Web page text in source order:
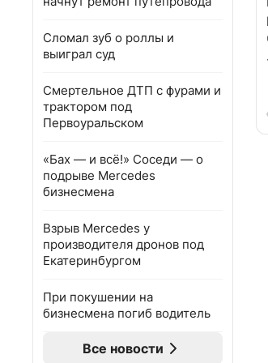
Сломал зуб о роллы и
выиграл суд
Смертельное ДТП с фурами и
трактором под
Первоуральском
«Бах — и всё!» Соседи — о
подрыве Mercedes
бизнесмена
Взрыв Mercedes у
производителя дронов под
Екатеринбургом
При покушении на
бизнесмена погиб водитель
Все новости